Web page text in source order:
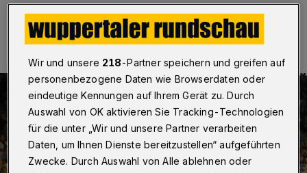
08.03.2024 , 13:18 Uhr 3 Minuten Lesezeit
Wir und unsere 218-Partner speichern und greifen auf
personenbezogene Daten wie Browserdaten oder
eindeutige Kennungen auf Ihrem Gerät zu. Durch
Auswahl von OK aktivieren Sie Tracking-Technologien
für die unter „Wir und unsere Partner verarbeiten
Daten, um Ihnen Dienste bereitzustellen“ aufgeführten
Zwecke. Durch Auswahl von Alle ablehnen oder